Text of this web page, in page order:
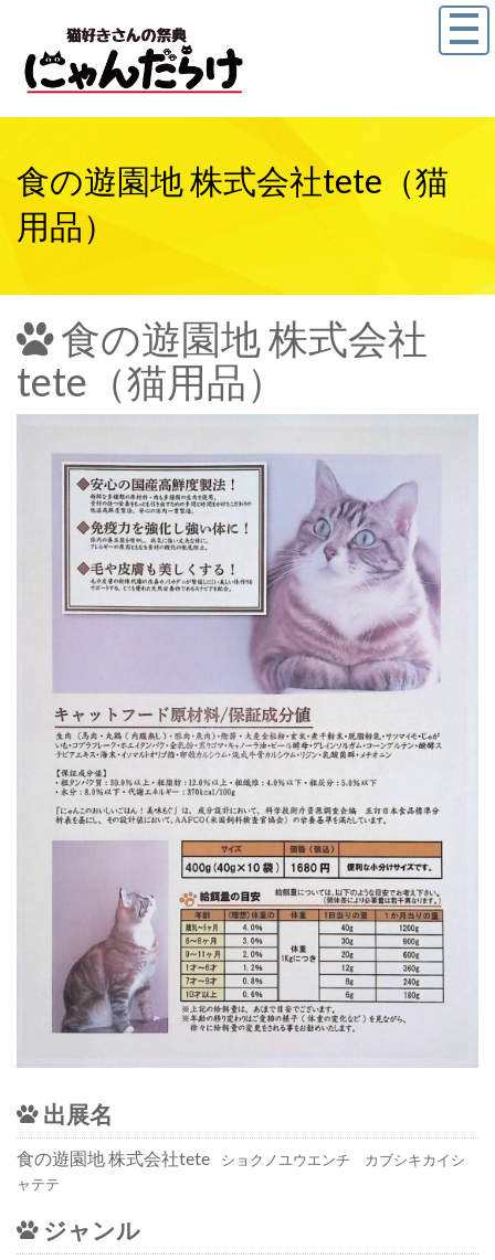
食の遊園地 株式会社tete（猫
用品）
食の遊園地 株式会社
tete（猫用品）
出展名
食の遊園地 株式会社tete
ショクノユウエンチ カブシキカイシ
ャテテ
ジャンル